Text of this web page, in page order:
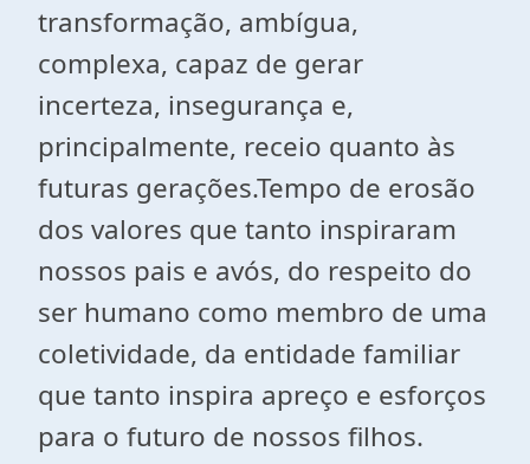
transformação, ambígua,
complexa, capaz de gerar
incerteza, insegurança e,
principalmente, receio quanto às
futuras gerações.Tempo de erosão
dos valores que tanto inspiraram
nossos pais e avós, do respeito do
ser humano como membro de uma
coletividade, da entidade familiar
que tanto inspira apreço e esforços
para o futuro de nossos filhos.